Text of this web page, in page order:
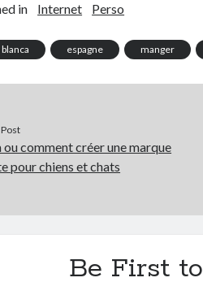
in Internet Perso
espagne manger
ou comment créer une marque
pour chiens et chats
Be First